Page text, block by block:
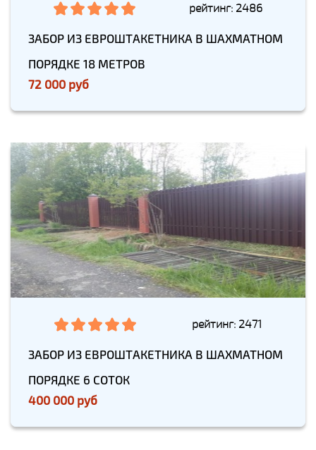
рейтинг: 2486
ЗАБОР ИЗ ЕВРОШТАКЕТНИКА В ШАХМАТНОМ
ПОРЯДКЕ 18 МЕТРОВ
72 000 руб
рейтинг: 2471
ЗАБОР ИЗ ЕВРОШТАКЕТНИКА В ШАХМАТНОМ
ПОРЯДКЕ 6 СОТОК
400 000 руб